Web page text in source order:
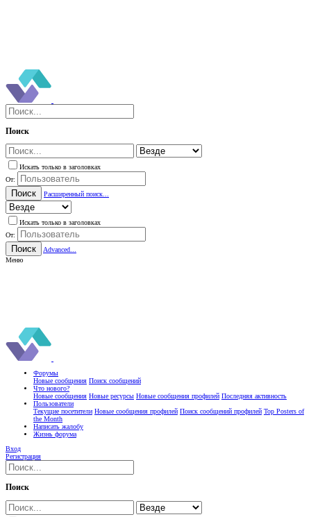
Поиск
Искать только в заголовках
От:
Поиск Расширенный поиск...
Искать только в заголовках
От:
Поиск
Advanced...
Меню
Форумы
Новые сообщения Поиск сообщений
Что нового?
Новые сообщения Новые ресурсы Новые сообщения профилей Последняя активность
Пользователи
Текущие посетители Новые сообщения профилей Поиск сообщений профилей Top Posters of
the Month
Написать жалобу
Жизнь форума
Вход
Регистрация
Поиск